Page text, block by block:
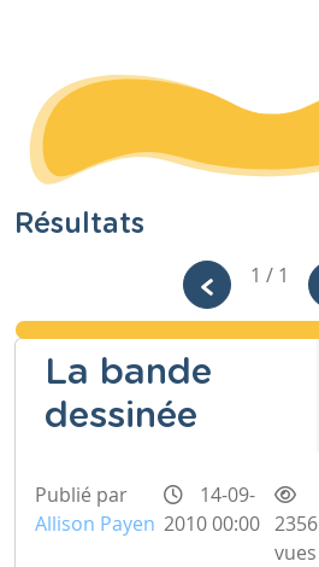
Résultats
1 / 1
La bande
dessinée
Publié par
Allison Payen
14-09-
2010 00:00 2356
vues